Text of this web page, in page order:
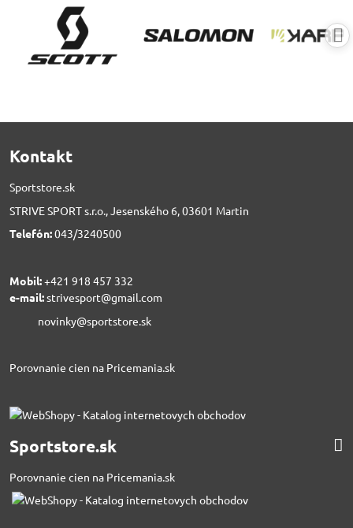
Kontakt
Sportstore.sk
STRIVE SPORT s.r.o., Jesenského 6, 03601 Martin
Telefón:043/3240500
Mobil:+421 918 457 332
e-mail:strivesport@gmail.com
novinky@sportstore.sk
Porovnanie cien na Pricemania.sk
Sportstore.sk
Porovnanie cien na Pricemania.sk